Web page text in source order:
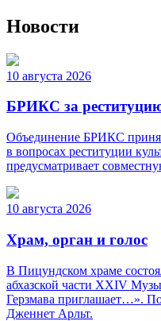
Новости
10 августа 2026
БРИКС за
Объединение БРИКС
в вопросах реституции
предусматривает
10 августа 2026
Храм, орган и голос
В Пицундском храме
абхазской части XXIV
Герзмава приглашает…».
Дженнет Арльт.